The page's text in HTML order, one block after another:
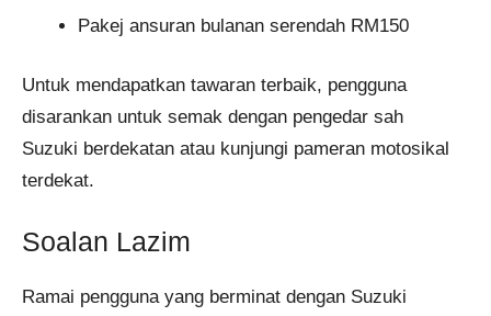
Pakej ansuran bulanan serendah RM150
Untuk mendapatkan tawaran terbaik, pengguna
disarankan untuk semak dengan pengedar sah
Suzuki berdekatan atau kunjungi pameran motosikal
terdekat.
Soalan Lazim
Ramai pengguna yang berminat dengan Suzuki